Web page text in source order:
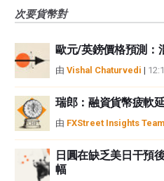
次要貨幣對
歐元/英鎊價格預測：
由 Vishal Chaturvedi |
瑞郎：融資貨幣疲軟
由 FXStreet Insights Team
日圓在缺乏美日干預
幅